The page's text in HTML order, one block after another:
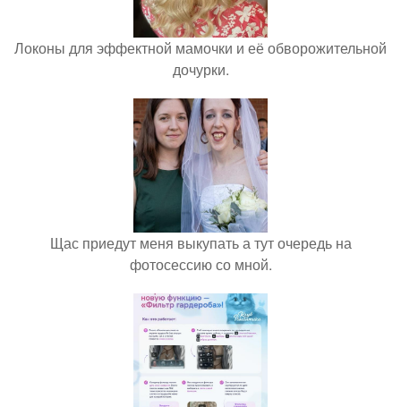
Локоны для эффектной мамочки и её обворожительной
дочурки.
Щас приедут меня выкупать а тут очередь на
фотосессию со мной.